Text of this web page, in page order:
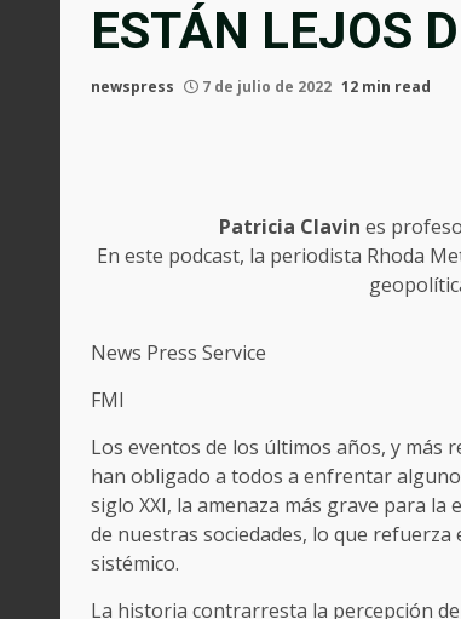
ESTÁN LEJOS
newspress 7 de julio de 2022 12 min read
Patricia Clavin es
En este podcast, la periodista Rhoda
News Press Service
FMI
Los eventos de los últimos años, y más
han obligado a todos a enfrentar
siglo XXI, la amenaza más grave para
de nuestras sociedades, lo que
sistémico.
La historia contrarresta la percepción